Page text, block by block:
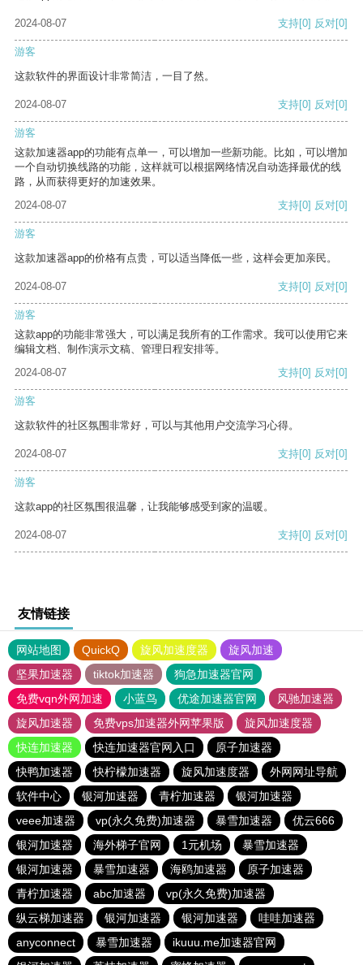
2024-08-07 支持[0] 反对[0]
游客
这款软件的界面设计非常简洁，一目了然。
2024-08-07 支持[0] 反对[0]
游客
这款加速器app的功能有点单一，可以增加一些新功能。比如，可以增加
一个自动切换线路的功能，这样就可以根据网络情况自动选择最优的线
路，从而获得更好的加速效果。
2024-08-07
支持[0] 反对[0]
游客
这款加速器app的价格有点贵，可以适当降低一些，这样会更加亲民。
2024-08-07 支持[0] 反对[0]
游客
这款app的功能非常强大，可以满足我所有的工作需求。我可以使用它来
编辑文档、制作演示文稿、管理日程安排等。
2024-08-07
支持[0] 反对[0]
游客
这款软件的社区氛围非常好，可以与其他用户交流学习心得。
2024-08-07 支持[0] 反对[0]
游客
这款app的社区氛围很温馨，让我能够感受到家的温暖。
2024-08-07 支持[0] 反对[0]
友情链接
网站地图 QuickQ 旋风加速度器
旋风加速
坚果加速器
tiktok加速器
狗急加速器官网
免费vqn外网加速
小蓝鸟 优途加速器官网
风驰加速器
旋风加速器
免费vps加速器外网苹果版
旋风加速度器
快连加速器
快连加速器官网入口
原子加速器
快鸭加速器
快柠檬加速器 旋风加速度器
外网网址导航
软件中心
银河加速器 青柠加速器
银河加速器
veee加速器
vp(永久免费)加速器 暴雪加速器
优云666
银河加速器
海外梯子官网 1元机场
暴雪加速器
银河加速器
暴雪加速器 海鸥加速器
原子加速器
青柠加速器
abc加速器
vp(永久免费)加速器
纵云梯加速器
银河加速器 银河加速器
哇哇加速器
anyconnect
暴雪加速器
ikuuu.me加速器官网